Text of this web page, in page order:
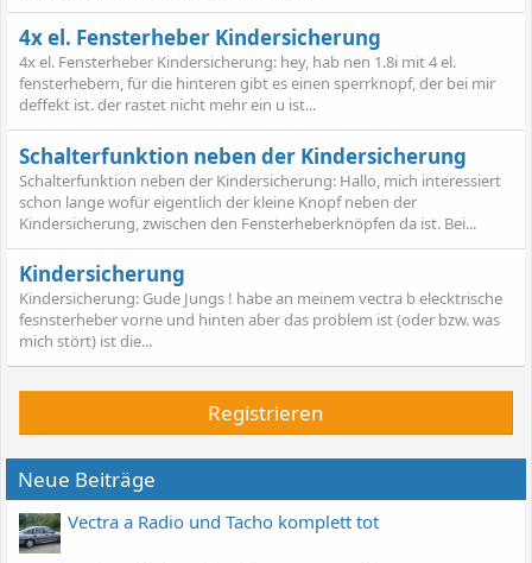
4x el. Fensterheber Kindersicherung
4x el. Fensterheber Kindersicherung: hey, hab nen 1.8i mit 4 el.
fensterhebern, für die hinteren gibt es einen sperrknopf, der bei mir
deffekt ist. der rastet nicht mehr ein u ist...
Schalterfunktion neben der Kindersicherung
Schalterfunktion neben der Kindersicherung: Hallo, mich interessiert
schon lange wofür eigentlich der kleine Knopf neben der
Kindersicherung, zwischen den Fensterheberknöpfen da ist. Bei...
Kindersicherung
Kindersicherung: Gude Jungs ! habe an meinem vectra b elecktrische
fesnsterheber vorne und hinten aber das problem ist (oder bzw. was
mich stört) ist die...
Registrieren
Neue Beiträge
Vectra a Radio und Tacho komplett tot